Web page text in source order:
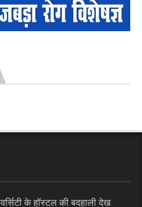
के हॉस्टल की बदहाली देख